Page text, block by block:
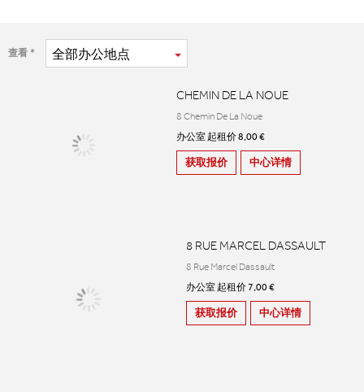
查看 全部办公地点
CHEMIN DE LA NOUE
8 Chemin De La Noue
办公室 起租价 8,00 €
获取报价 中心详情
8 RUE MARCEL DASSAULT
8 Rue Marcel Dassault
办公室 起租价 7,00 €
获取报价 中心详情